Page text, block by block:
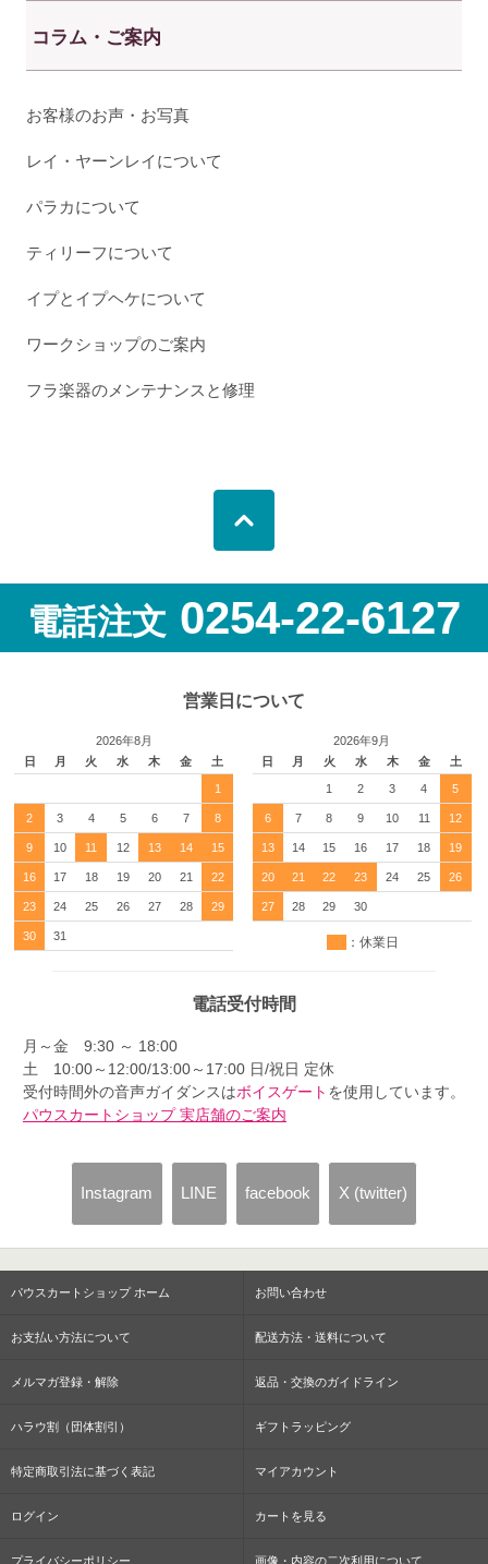
コラム・ご案内
お客様のお声・お写真
レイ・ヤーンレイについて
パラカについて
ティリーフについて
イプとイプヘケについて
ワークショップのご案内
フラ楽器のメンテナンスと修理
電話注文 0254-22-6127
営業日について
2026年8月
日
月 火 水 木 金 土
1
2 3 4 5 6 7 8
9 10 11 12 13 14 15
16 17 18 19 20 21 22
23 24 25 26 27 28 29
30 31
2026年9月
日
月 火 水 木 金 土
1 2 3 4 5
6 7 8 9 10 11 12
13 14 15 16 17 18 19
20 21 22 23 24 25 26
27 28 29 30
：休業日
電話受付時間
月～金 9:30 ～ 18:00
土 10:00～12:00/13:00～17:00 日/祝日 定休
受付時間外の音声ガイダンスはボイスゲート を使用しています。
パウスカートショップ 実店舗のご案内
Instagram LINE facebook X (twitter)
パウスカートショップ ホーム お問い合わせ
お支払い方法について 配送方法・送料について
メルマガ登録・解除 返品・交換のガイドライン
ハラウ割（団体割引） ギフトラッピング
特定商取引法に基づく表記 マイアカウント
ログイン カートを見る
プライバシーポリシー 画像・内容の二次利用について